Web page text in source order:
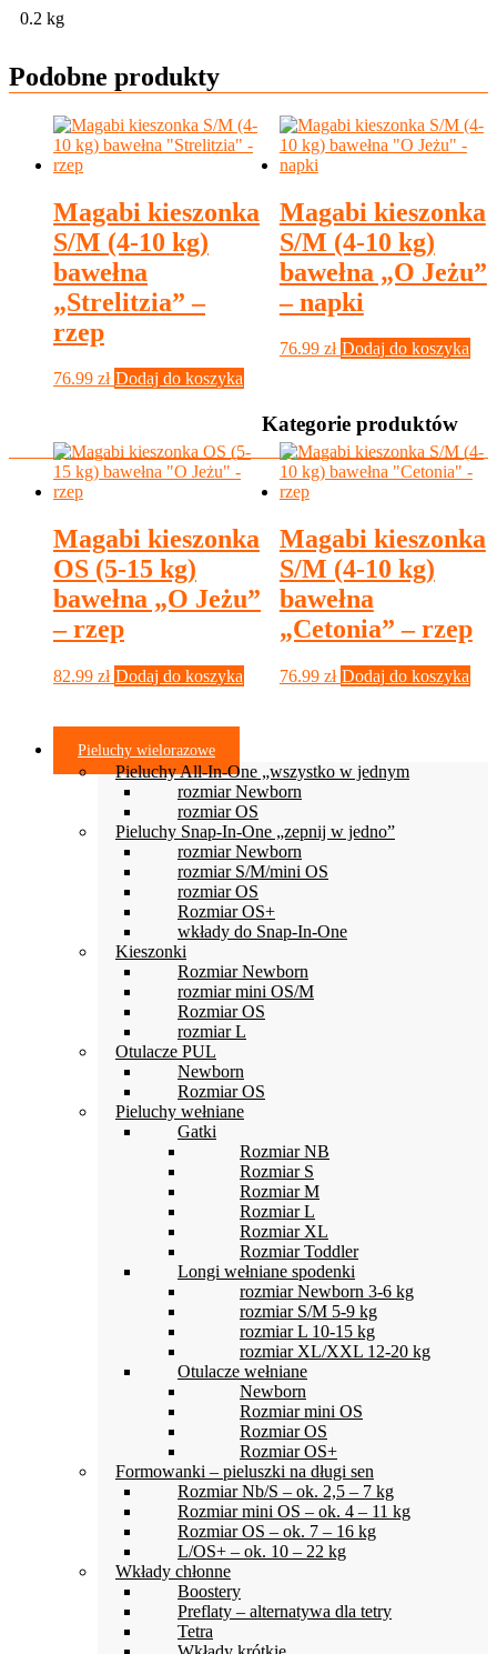
0.2 kg
Podobne produkty
Magabi kieszonka
S/M (4-10 kg)
bawełna
„Strelitzia” –
rzep
76.99 zł Dodaj do koszyka
Magabi kieszonka
S/M (4-10 kg)
bawełna „O Jeżu”
– napki
76.99 zł Dodaj do koszyka
Magabi kieszonka
OS (5-15 kg)
bawełna „O Jeżu”
– rzep
82.99 zł Dodaj do koszyka
Magabi kieszonka
S/M (4-10 kg)
bawełna
„Cetonia” – rzep
76.99 zł Dodaj do koszyka
Kategorie produktów
Pieluchy wielorazowe
Pieluchy All-In-One „wszystko w jednym
rozmiar Newborn
rozmiar OS
Pieluchy Snap-In-One „zepnij w jedno”
rozmiar Newborn
rozmiar S/M/mini OS
rozmiar OS
Rozmiar OS+
wkłady do Snap-In-One
Kieszonki
Rozmiar Newborn
rozmiar mini OS/M
Rozmiar OS
rozmiar L
Otulacze PUL
Newborn
Rozmiar OS
Pieluchy wełniane
Gatki
Rozmiar NB
Rozmiar S
Rozmiar M
Rozmiar L
Rozmiar XL
Rozmiar Toddler
Longi wełniane spodenki
rozmiar Newborn 3-6 kg
rozmiar S/M 5-9 kg
rozmiar L 10-15 kg
rozmiar XL/XXL 12-20 kg
Otulacze wełniane
Newborn
Rozmiar mini OS
Rozmiar OS
Rozmiar OS+
Formowanki – pieluszki na długi sen
Rozmiar Nb/S – ok. 2,5 – 7 kg
Rozmiar mini OS – ok. 4 – 11 kg
Rozmiar OS – ok. 7 – 16 kg
L/OS+ – ok. 10 – 22 kg
Wkłady chłonne
Boostery
Preflaty – alternatywa dla tetry
Tetra